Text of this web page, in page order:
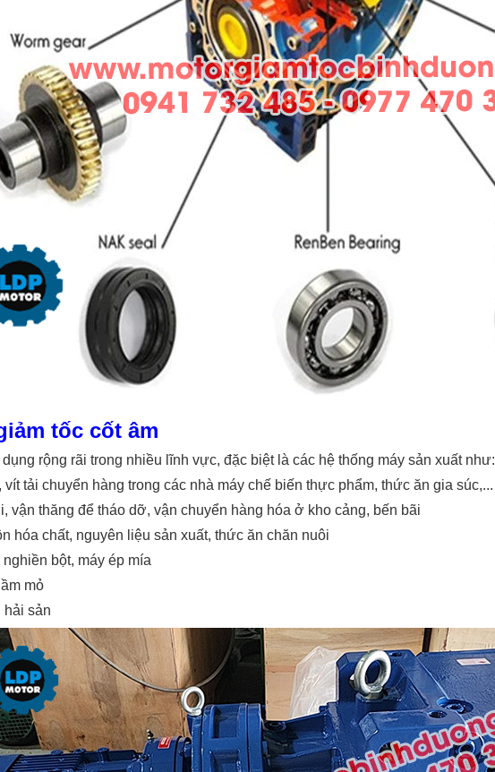
tốc cốt âm
rộng rãi trong nhiều lĩnh vực, đặc biệt là các hệ thống máy sản xuất như:
tải chuyển hàng trong các nhà máy chế biến thực phẩm, thức ăn gia súc,...
vận thăng để tháo dỡ, vận chuyển hàng hóa ở kho cảng, bến bãi
hóa chất, nguyên liệu sản xuất, thức ăn chăn nuôi
bột, máy ép mía
mỏ
hải sản